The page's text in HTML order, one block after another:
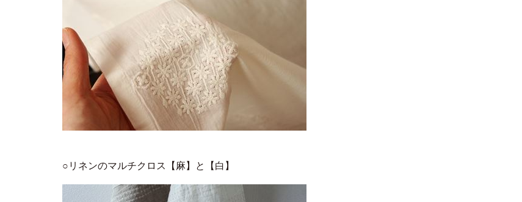
○リネンのマルチクロス【麻】と【白】